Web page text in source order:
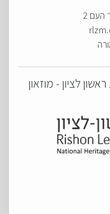
העם 2
לציון - מוזאון